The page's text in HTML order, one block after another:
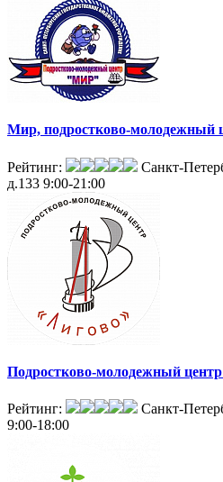
Мир, подростково-молодежный
Рейтинг:
Санкт-
д.133 9:00-21:00
Подростково-молодежный
Рейтинг:
Санкт-
9:00-18:00